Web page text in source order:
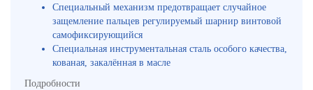
Специальный механизм предотвращает случайное
защемление пальцев регулируемый шарнир винтовой
самофиксирующийся
Специальная инструментальная сталь особого качества,
кованая, закалённая в масле
Подробности